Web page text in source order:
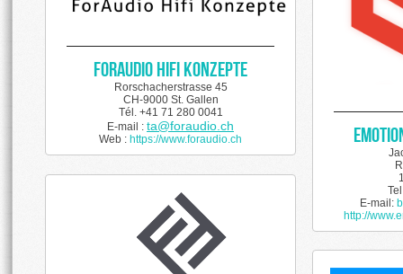
E-mail:
http://
ForAudio HiFi Konzepte
Rorschacherstrasse 45
CH-9000 St. Gallen
Tél. +41 71 280 0041
E-mail : ta@foraudio.ch
Web : https://www.foraudio.ch